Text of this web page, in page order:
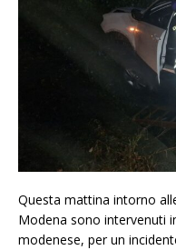
Questa mattina intorno
Modena sono intervenuti
modenese, per un